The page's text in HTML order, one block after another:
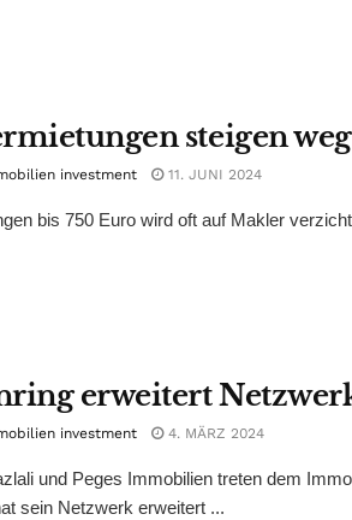
steigen
investment 11. JUNI 2024
bis 750 Euro wird oft auf Makler
erweitert
investment 4. MÄRZ 2024
und Peges Immobilien treten dem
sein Netzwerk erweitert ...